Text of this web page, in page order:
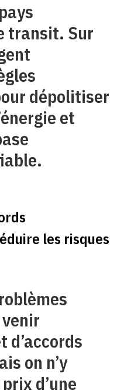
transit. Sur
dépolitiser
et
les risques
d’accords
on n’y
d’une